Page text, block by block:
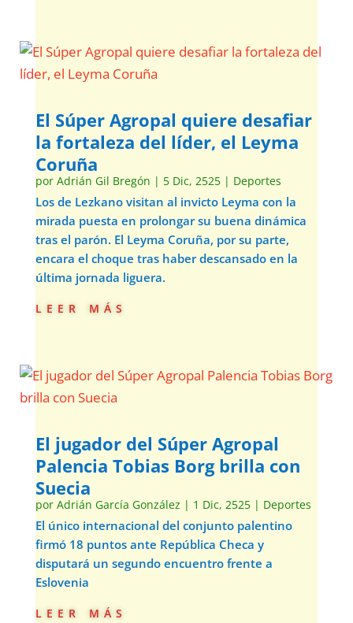
El Súper Agropal quiere desafiar
la fortaleza del líder, el Leyma
Coruña
por Adrián Gil Bregón | 5 Dic, 2525| Deportes
Los de Lezkano visitan al invicto Leyma con la
mirada puesta en prolongar su buena dinámica
tras el parón. El Leyma Coruña, por su parte,
encara el choque tras haber descansado en la
última jornada liguera.
leer más
El jugador del Súper Agropal
Palencia Tobias Borg brilla con
Suecia
por Adrián García González | 1 Dic, 2525| Deportes
El único internacional del conjunto palentino
firmó 18 puntos ante República Checa y
disputará un segundo encuentro frente a
Eslovenia
leer más